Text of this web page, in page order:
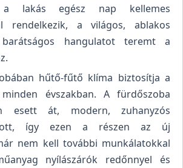
a lakás egész nap kellemes
rendelkezik, a világos, ablakos
hangulatot teremt a
hűtő-fűtő klíma biztosítja a
évszakban. A fürdőszoba
esett át, modern, zuhanyzós
így ezen a részen az új
nem kell további munkálatokkal
nyílászárók redőnnyel és